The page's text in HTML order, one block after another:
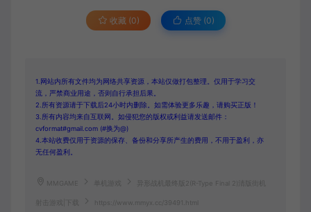
收藏 (0) 点赞 (0)
1.网站内所有文件均为网络共享资源，本站仅做打包整理。仅用于学习交
流，严禁商业用途，否则自行承担后果。
2.所有资源请于下载后24小时内删除。如需体验更多乐趣，请购买正版！
3.所有内容均来自互联网。如侵犯您的版权或利益请发送邮件：
cvformat#gmail.com (#换为@)
4.本站收费仅用于资源的保存、备份和分享所产生的费用，不用于盈利，亦
无任何盈利。
MMGAME 异形战机最终版2(R-Type Final 2)清版街机
https://www.mmyx.cc/39491.html